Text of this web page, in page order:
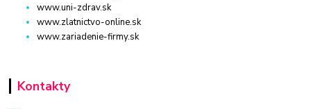
www.uni-zdrav.sk
www.zlatnictvo-online.sk
www.zariadenie-firmy.sk
Kontakty